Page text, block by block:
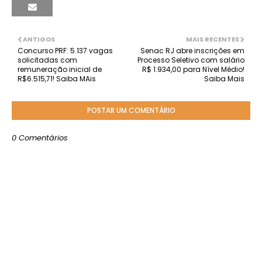
MAIS RECENTES
Senac RJ abre inscrições em
Processo Seletivo com salário
R$ 1.934,00 para Nível Médio!
Saiba Mais
ANTIGOS
Concurso PRF: 5.137 vagas
solicitadas com
remuneração inicial de
R$6.515,71! Saiba MAis
POSTAR UM COMENTÁRIO
0 Comentários